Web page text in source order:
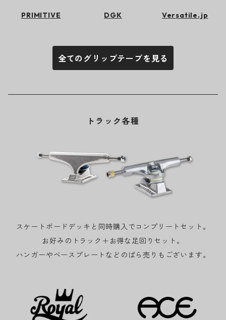
PRIMITIVE DGK Versatile.jp
全てのグリップテープを見る
トラック各種
スケートボードデッキと同時購入でコンプリートセット。
お好みのトラック＋お得な足回りセット。
ハンガーやベースプレートなどのばら売りもございます。